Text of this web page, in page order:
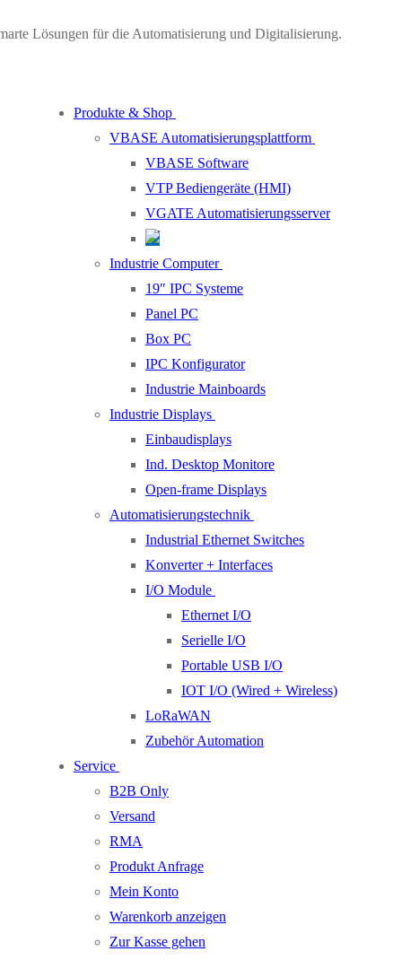
Lösungen für die Automatisierung und Digitalisierung.
Produkte & Shop
VBASE Automatisierungsplattform
VBASE Software
VTP Bediengeräte (HMI)
VGATE Automatisierungsserver
Industrie Computer
19″ IPC Systeme
Panel PC
Box PC
IPC Konfigurator
Industrie Mainboards
Industrie Displays
Einbaudisplays
Ind. Desktop Monitore
Open-frame Displays
Automatisierungstechnik
Industrial Ethernet Switches
Konverter + Interfaces
I/O Module
Ethernet I/O
Serielle I/O
Portable USB I/O
IOT I/O (Wired + Wireless)
LoRaWAN
Zubehör Automation
Service
B2B Only
Versand
RMA
Produkt Anfrage
Mein Konto
Warenkorb anzeigen
Zur Kasse gehen